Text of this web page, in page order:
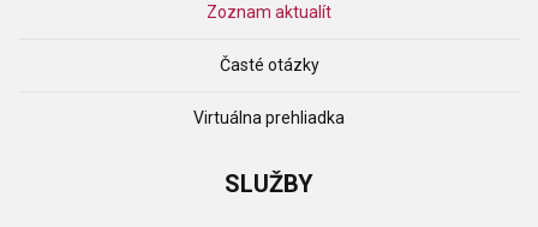
Zoznam aktualít
Časté otázky
Virtuálna prehliadka
SLUŽBY